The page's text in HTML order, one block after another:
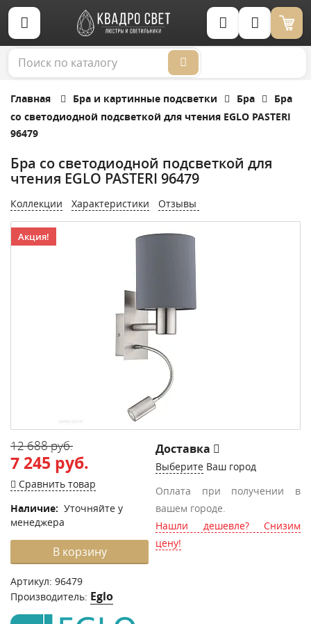
Корзина (0)
Главная Бра и картинные подсветки Бра
Бра
cо светодиодной подсветкой для чтения EGLO PASTERI
96479
Бра cо светодиодной подсветкой для
чтения EGLO PASTERI 96479
Коллекции Характеристики Отзывы
Акция!
12 688 руб.
7 245 руб.
Сравнить товар
Наличие: Уточняйте у
менеджера
В корзину
Артикул: 96479
Производитель: Eglo
Доставка
Выберите Ваш город
Оплата при получении в
вашем городе.
Нашли дешевле? Снизим
цену!